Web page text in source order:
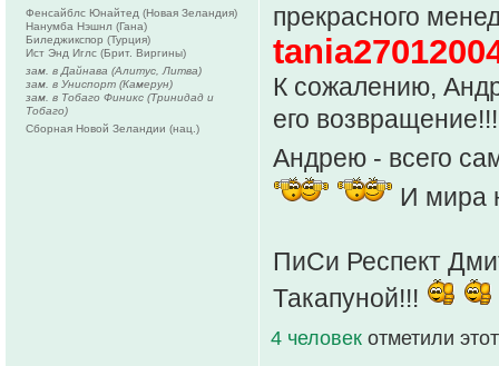
прекрасного
К сожалению,
его возвращение!!!
Андрею - всего
И мира
ПиСи Респект
Такапуной!!!
4 человек отметили
Фенсайблс Юнайтед (Новая Зеландия)
Нанумба Нэшнл (Гана)
Биледжикспор (Турция)
Ист Энд Иглс (Брит. Виргины)
зам. в Дайнава (Алитус, Литва)
зам. в Униспорт (Камерун)
зам. в Тобаго Финикс (Тринидад и
Тобаго)
Сборная Новой Зеландии (нац.)